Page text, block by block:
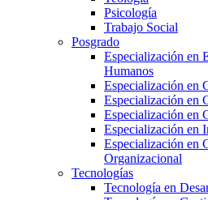
Psicología
Trabajo Social
Posgrado
Especialización en
Humanos
Especialización en
Especialización en
Especialización en
Especialización en
Especialización en
Organizacional
Tecnologías
Tecnología en